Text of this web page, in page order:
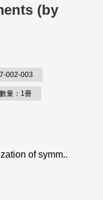
(by
002-003
數量：1冊
of symm..